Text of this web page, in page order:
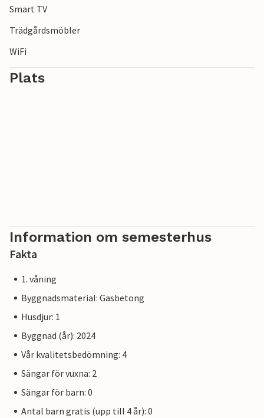
utforska den biologiska mångfalden i den vackra floran
och faunan i Orto Botanico Riserva Lago di Penne.
Smart TV
Trädgårdsmöbler
WiFi
Plats
Information om semesterhus
Fakta
1. våning
Byggnadsmaterial: Gasbetong
Husdjur: 1
Byggnad (år): 2024
Vår kvalitetsbedömning: 4
Sängar för vuxna: 2
Sängar för barn: 0
Antal barn gratis (upp till 4 år): 0